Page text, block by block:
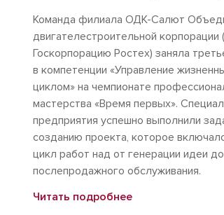
Команда филиала ОДК-Салют
двигателестроительной корпорации
Госкорпорацию Ростех) заняла
в компетенции «Управление
циклом» на чемпионате
мастерства «Время первых».
предприятия успешно выполнили
созданию проекта, которое
цикл работ над от генерации идеи до
послепродажного обслуживания.
Читать подробнее